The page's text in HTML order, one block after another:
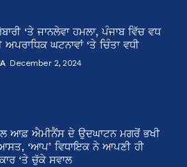
‘ਤੇ ਜਾਨਲੇਵਾ ਹਮਲਾ, ਪੰਜਾਬ ਵਿੱਚ ਵਧ
ਅਪਰਾਧਿਕ ਘਟਨਾਵਾਂ ‘ਤੇ ਚਿੰਤਾ ਵਧੀ
December 2, 2024
ਆਫ਼ ਐਮੀਨੈਂਸ ਦੇ ਉਦਘਾਟਨ ਮਗਰੋਂ ਭਖੀ
‘ਆਪ’ ਵਿਧਾਇਕ ਨੇ ਆਪਣੀ ਹੀ
‘ਤੇ ਚੁੱਕੇ ਸਵਾਲ